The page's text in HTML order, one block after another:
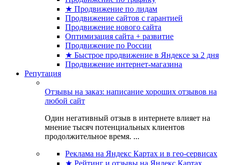
★ Продвижение по лидам
Продвижение сайтов с гарантией
Продвижение нового сайта
Оптимизация сайта + развитие
Продвижение по России
★ Быстрое продвижение в Яндексе за 2 дня
Продвижение интернет-магазина
Репутация
Отзывы на заказ: написание хороших отзывов на
любой сайт
Один негативный отзыв в интернете влияет на
мнение тысяч потенциальных клиентов
продолжительное время. ...
Реклама на Яндекс Картах и в гео-сервисах
★ Рейтинг и отзывы на Яндекс.Картах